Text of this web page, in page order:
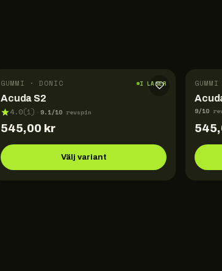
GUMMI · DONIC I LAGER
Acuda S2
4.0(1) · 9.1/10 revspin
545,00 kr
Välj variant
9/10